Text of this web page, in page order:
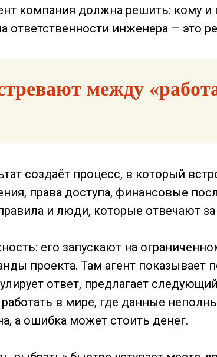
компания должна решить: кому и
ответственности инженера — это
между
создаёт процесс, в который
права доступа, финансовые
и люди, которые отвечают за
его запускают на
проекта. Там агент показывает
ответ, предлагает
в мире, где данные
а ошибка может стоить денег.